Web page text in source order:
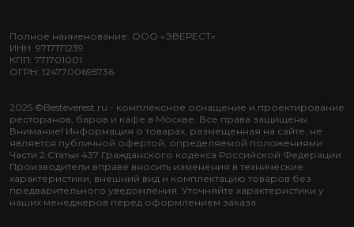
2025 ©Besteverest.ru - комплексное оснащение и проектирование
ресторанов, баров и кафе в Москве. Все права защищены.
Внимание! Информация о товарах, размещенная на сайте, не
является публичной офертой, определяемой положениями
Части 2 Статьи 437 Гражданского кодекса Российской Федерации.
Производители вправе вносить изменения в технические
характеристики, внешний вид и комплектацию товаров без
предварительного уведомления. Уточняйте характеристики у
наших менеджеров перед оформлением заказа.
Полное наименование: ООО «ЭВЕРЕСТ»
ИНН: 9717171239
КПП: 771701001
ОГРН: 1247700695736